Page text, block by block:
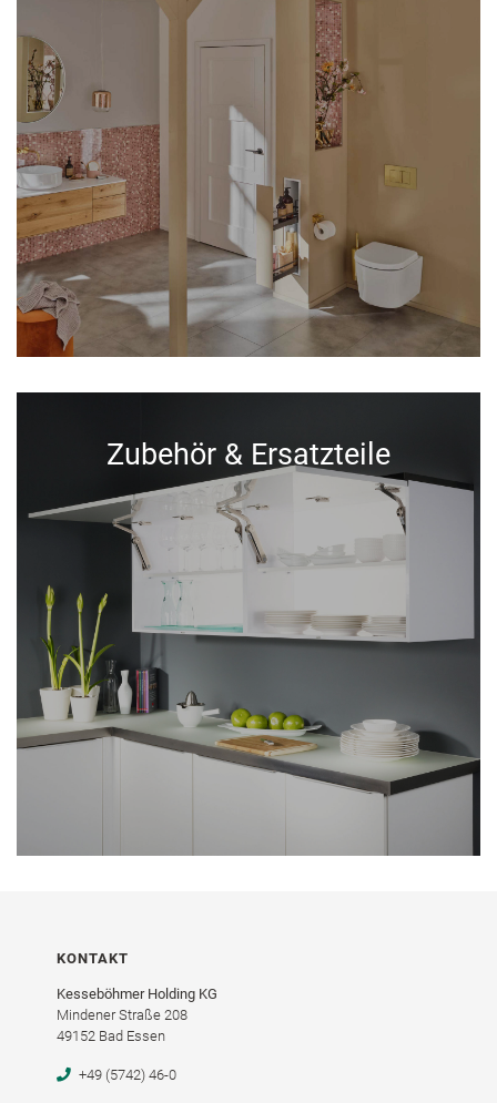
Zubehör & Ersatzteile
KONTAKT
Kesseböhmer Holding KG
Mindener Straße 208
49152 Bad Essen
+49 (5742) 46-0